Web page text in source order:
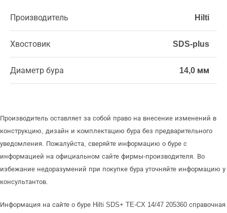
Производитель Hilti
Хвостовик SDS-plus
Диаметр бура 14,0 мм
Производитель оставляет за собой право на внесение изменений в
конструкцию, дизайн и комплектацию бура без предварительного
уведомления. Пожалуйста, сверяйте информацию о буре с
информацией на официальном сайте фирмы-производителя. Во
избежание недоразумений при покупке бура уточняйте информацию у
консультантов.
Информация на сайте о буре Hilti SDS+ TE-CX 14/47 205360 справочная